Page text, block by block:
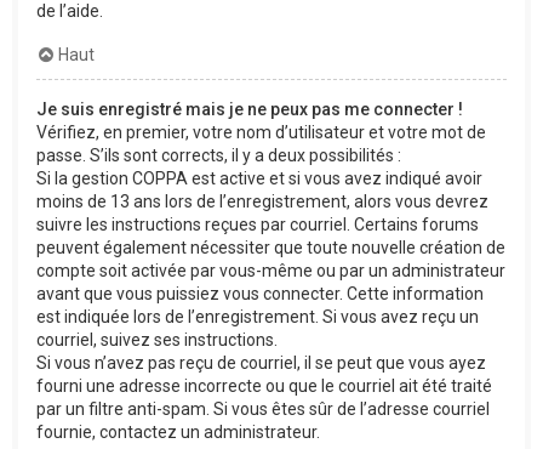
de l’aide.
Haut
Je suis enregistré mais je ne peux pas me connecter !
Vérifiez, en premier, votre nom d’utilisateur et votre mot de
passe. S’ils sont corrects, il y a deux possibilités :
Si la gestion COPPA est active et si vous avez indiqué avoir
moins de 13 ans lors de l’enregistrement, alors vous devrez
suivre les instructions reçues par courriel. Certains forums
peuvent également nécessiter que toute nouvelle création de
compte soit activée par vous-même ou par un administrateur
avant que vous puissiez vous connecter. Cette information
est indiquée lors de l’enregistrement. Si vous avez reçu un
courriel, suivez ses instructions.
Si vous n’avez pas reçu de courriel, il se peut que vous ayez
fourni une adresse incorrecte ou que le courriel ait été traité
par un filtre anti-spam. Si vous êtes sûr de l’adresse courriel
fournie, contactez un administrateur.